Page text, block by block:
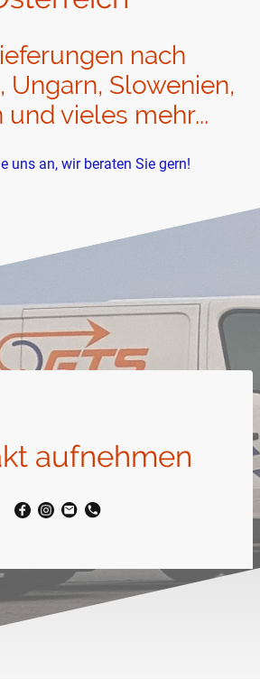
nach
Ungarn, Slowenien,
und vieles mehr...
uns an, wir beraten Sie gern!
aufnehmen